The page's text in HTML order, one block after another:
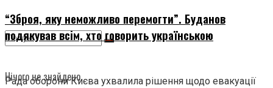
Нічого не знайдено
“Зброя, яку неможливо перемогти”. Буданов
подякував всім, хто говорить українською
Рада оборони Києва ухвалила рішення щодо евакуації